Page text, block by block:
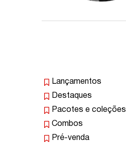
Lançamentos
Destaques
Pacotes e coleções
Combos
Pré-venda